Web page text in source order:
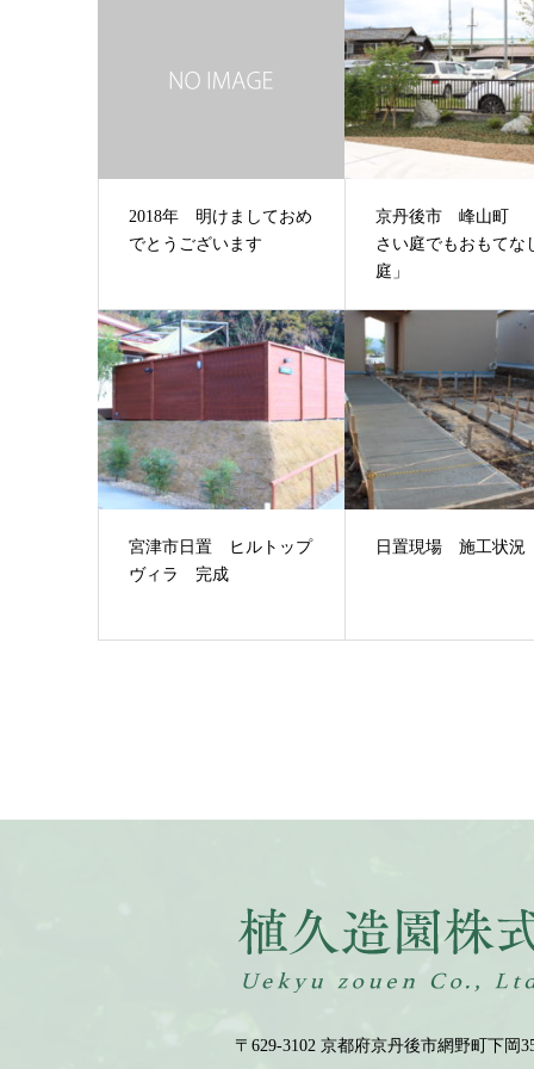
2018年 明けましておめ
でとうございます
京丹後市 峰山町
さい庭でもおもてな
庭」
宮津市日置 ヒルトップ
ヴィラ 完成
日置現場 施工状況
〒629-3102 京都府京丹後市網野町下岡